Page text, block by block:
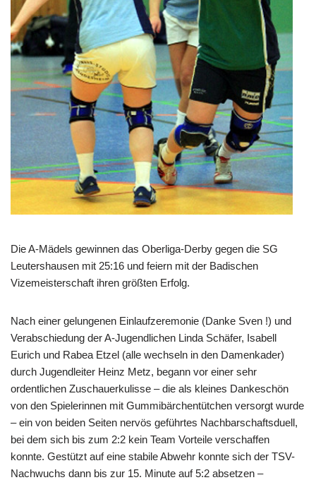
Die A-Mädels gewinnen das Oberliga-Derby gegen die SG
Leutershausen mit 25:16 und feiern mit der Badischen
Vizemeisterschaft ihren größten Erfolg.
Nach einer gelungenen Einlaufzeremonie (Danke Sven !) und
Verabschiedung der A-Jugendlichen Linda Schäfer, Isabell
Eurich und Rabea Etzel (alle wechseln in den Damenkader)
durch Jugendleiter Heinz Metz, begann vor einer sehr
ordentlichen Zuschauerkulisse – die als kleines Dankeschön
von den Spielerinnen mit Gummibärchentütchen versorgt wurde
– ein von beiden Seiten nervös geführtes Nachbarschaftsduell,
bei dem sich bis zum 2:2 kein Team Vorteile verschaffen
konnte. Gestützt auf eine stabile Abwehr konnte sich der TSV-
Nachwuchs dann bis zur 15. Minute auf 5:2 absetzen –